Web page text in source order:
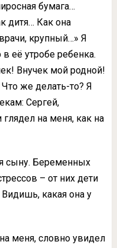
бумага…
дитя… Как она
крупный…» Я
её утробе ребенка.
Внучек мой родной!
же делать-то? Я
Сергей,
на меня, как на
сыну. Беременных
– от них дети
какая она у
меня, словно увидел